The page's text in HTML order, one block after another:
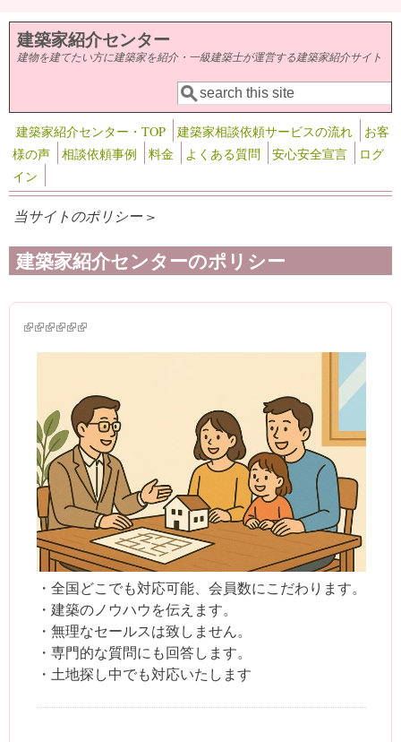
メインコンテンツに移動
建築家紹介センター
建物を建てたい方に建築家を紹介・一級建築士が運営する建築家紹介サイト
検索フォーム
検索
建築家紹介センター・TOP 建築家相談依頼サービスの流れ
お客
様の声
相談依頼事例 料金 よくある質問 安心安全宣言
ログ
イン
当サイトのポリシー >
建築家紹介センターのポリシー
(link is external)
(link is external)
(link is external)
(link is external)
(link is external)
(link is external)
・全国どこでも対応可能、会員数にこだわります。
・建築のノウハウを伝えます。
・無理なセールスは致しません。
・専門的な質問にも回答します。
・土地探し中でも対応いたします